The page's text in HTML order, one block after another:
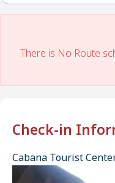
There is No Route
Check-in
Cabana Tourist